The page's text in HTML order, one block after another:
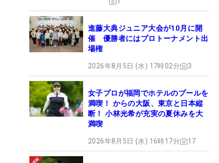
進藤大典ジュニア大会が10月に開
催 優勝者にはプロトーナメント出
場権
2026年8月5日 (水) 17時02分 3
女子プロが福岡でホテルのプールを
満喫！ からの大阪、東京と日本縦
断！ 小林光希が充実の夏休みを大
満喫
2026年8月5日 (水) 16時17分 17